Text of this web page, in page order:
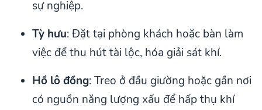
sự nghiệp.
Tỳ hưu: Đặt tại phòng khách hoặc bàn làm
việc để thu hút tài lộc, hóa giải sát khí.
Hồ lô đồng: Treo ở đầu giường hoặc gần nơi
có nguồn năng lượng xấu để hấp thụ khí